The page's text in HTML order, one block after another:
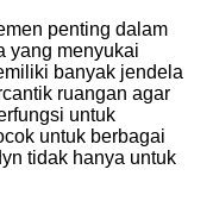
penting dalam
yang menyukai
banyak jendela
ruangan agar
untuk
untuk berbagai
tidak hanya untuk